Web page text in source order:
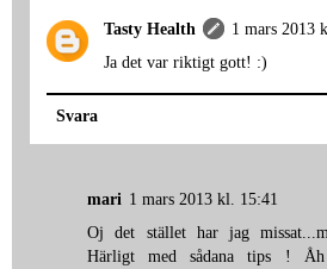
Tasty Health
1 mars 2013
Ja det var riktigt gott! :)
Svara
mari 1 mars 2013 kl. 15:41
Oj det stället har jag
Härligt med sådana tips ! Åh